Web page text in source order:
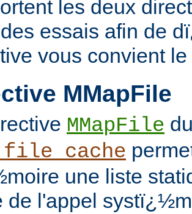
les deux
essais afin de
vous convient
MMapFile
MMapFile
une liste
de l'appel